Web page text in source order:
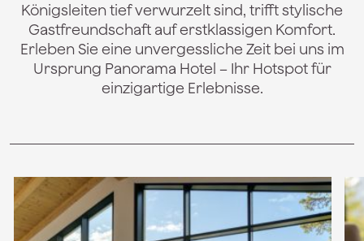
Königsleiten tief verwurzelt sind, trifft stylische
Gastfreundschaft auf erstklassigen Komfort.
Erleben Sie eine unvergessliche Zeit bei uns im
Ursprung Panorama Hotel – Ihr Hotspot für
einzigartige Erlebnisse.